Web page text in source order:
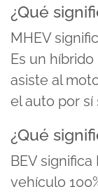
¿Qué
MHEV
Es un
asiste al
el auto por sí
¿Qué
BEV
vehículo